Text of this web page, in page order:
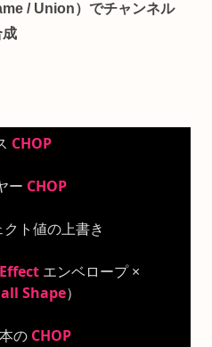
/ Union）でチャンネル
成
CHOP
ー CHOP
ト値の上書き
Effect
Shape）
本の CHOP